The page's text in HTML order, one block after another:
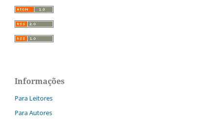
Informações
Para Leitores
Para Autores